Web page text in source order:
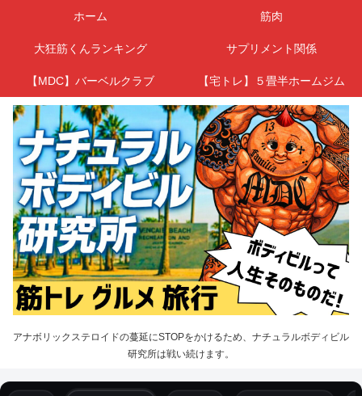
アナボリックステロイドの蔓延にSTOPをかけるため、ナチュラルボディビル
研究所は戦い続けます。
ホーム 筋肉
大狂筋くんランキング サプリメント関係
【MDC】バーベルクラブ 【宅トレ】５畳半ホームジム